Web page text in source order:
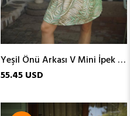
Yeşil Önü Arkası V Mini İpek Elbise
55.45 USD